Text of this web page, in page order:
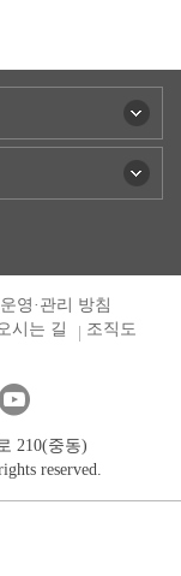
영·관리 방침
시는 길
조직도
210(중동)
reserved.